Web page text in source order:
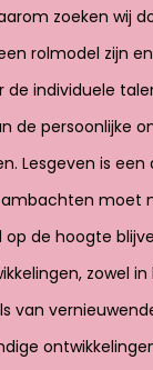
zoeken wij
rolmodel zijn
de individuele
de persoonlijke
Lesgeven is
ambachten moet
de hoogte
zowel in
van